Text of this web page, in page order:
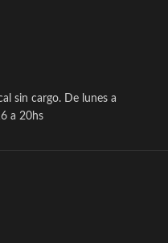
sin cargo. De lunes a
a 20hs